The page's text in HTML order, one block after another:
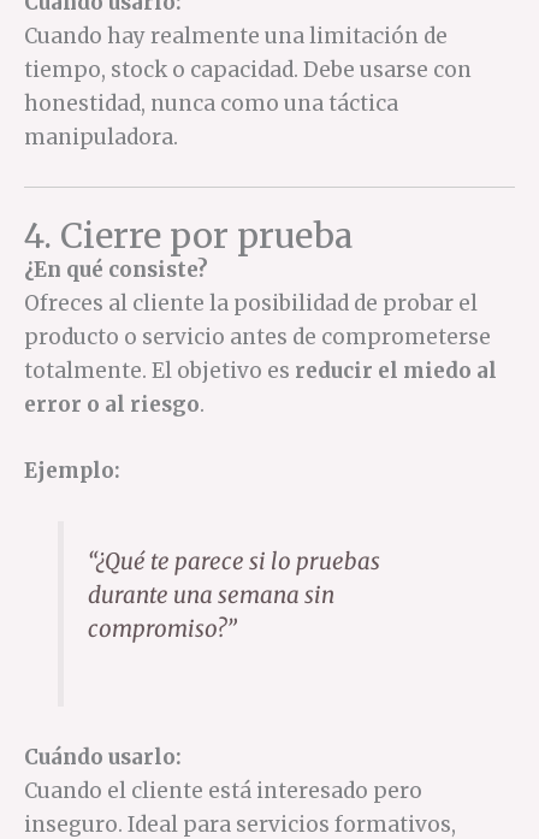
Cuando hay realmente una limitación de
tiempo, stock o capacidad. Debe usarse con
honestidad, nunca como una táctica
manipuladora.
4. Cierre por prueba
¿En qué consiste?
Ofreces al cliente la posibilidad de probar el
producto o servicio antes de comprometerse
totalmente. El objetivo es reducir el miedo al
error o al riesgo.
Ejemplo:
“¿Qué te parece si lo pruebas
durante una semana sin
compromiso?”
Cuándo usarlo:
Cuando el cliente está interesado pero
inseguro. Ideal para servicios formativos,